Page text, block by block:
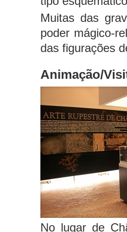
Muitas das
poder mágico-
das figurações
Animação/
No lugar de